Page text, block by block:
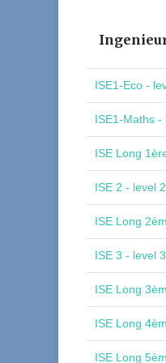
ISE1-Eco -
ISE1-Maths -
ISE Long
ISE 2 - level 2
ISE Long
ISE 3 - level 3
ISE Long
ISE Long
ISE Long